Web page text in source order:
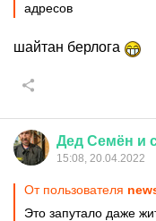
адресов
шайтан берлога
Дед Семён и
15:08, 20.04.2022
От пользователя
Это запутало даже